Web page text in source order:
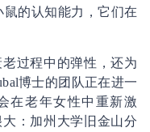
的认知能力，它们在
过程中的弹性，还为
博士的团队正在进一
在老年女性中重新激
：加州大学旧金山分